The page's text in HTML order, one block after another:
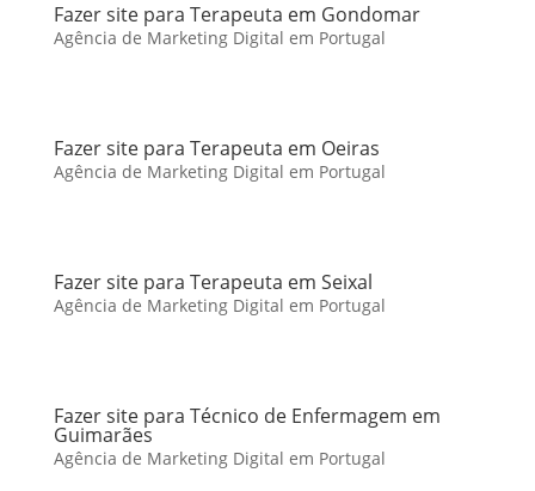
Fazer site para Terapeuta em Gondomar
Agência de Marketing Digital em Portugal
Fazer site para Terapeuta em Oeiras
Agência de Marketing Digital em Portugal
Fazer site para Terapeuta em Seixal
Agência de Marketing Digital em Portugal
Fazer site para Técnico de Enfermagem em
Guimarães
Agência de Marketing Digital em Portugal